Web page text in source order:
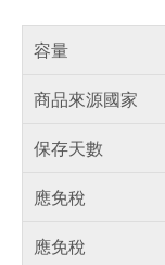
容量
商品來源國家
保存天數
應免稅
應免稅